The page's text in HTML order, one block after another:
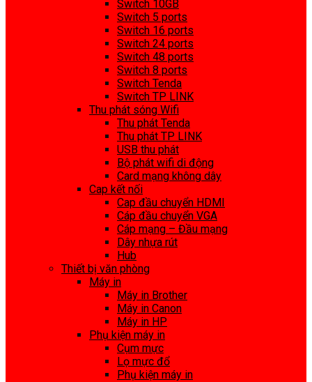
Switch 10GB
Switch 5 ports
Switch 16 ports
Switch 24 ports
Switch 48 ports
Switch 8 ports
Switch Tenda
Switch TP LINK
Thu phát sóng Wifi
Thu phát Tenda
Thu phát TP LINK
USB thu phát
Bộ phát wifi di động
Card mạng không dây
Cap kết nối
Cap đầu chuyển HDMI
Cáp đầu chuyển VGA
Cáp mạng – Đầu mạng
Dây nhựa rút
Hub
Thiết bị văn phòng
Máy in
Máy in Brother
Máy in Canon
Máy in HP
Phụ kiện máy in
Cụm mực
Lọ mực đổ
Phụ kiện máy in